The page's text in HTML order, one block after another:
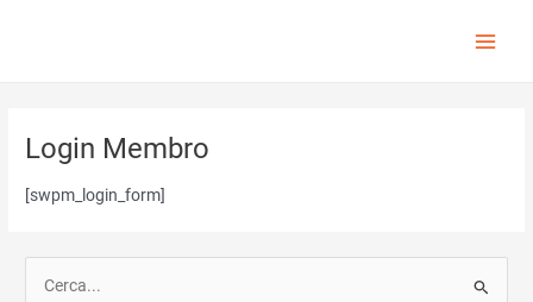
Login Membro
[swpm_login_form]